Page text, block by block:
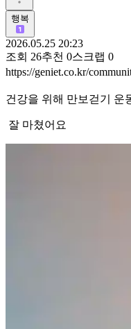
행복
2026.05.25 20:23
조회 26추천 0스크랩 0
https://geniet.co.kr/
건강을 위해 만보걷기 운
잘 마쳤어요